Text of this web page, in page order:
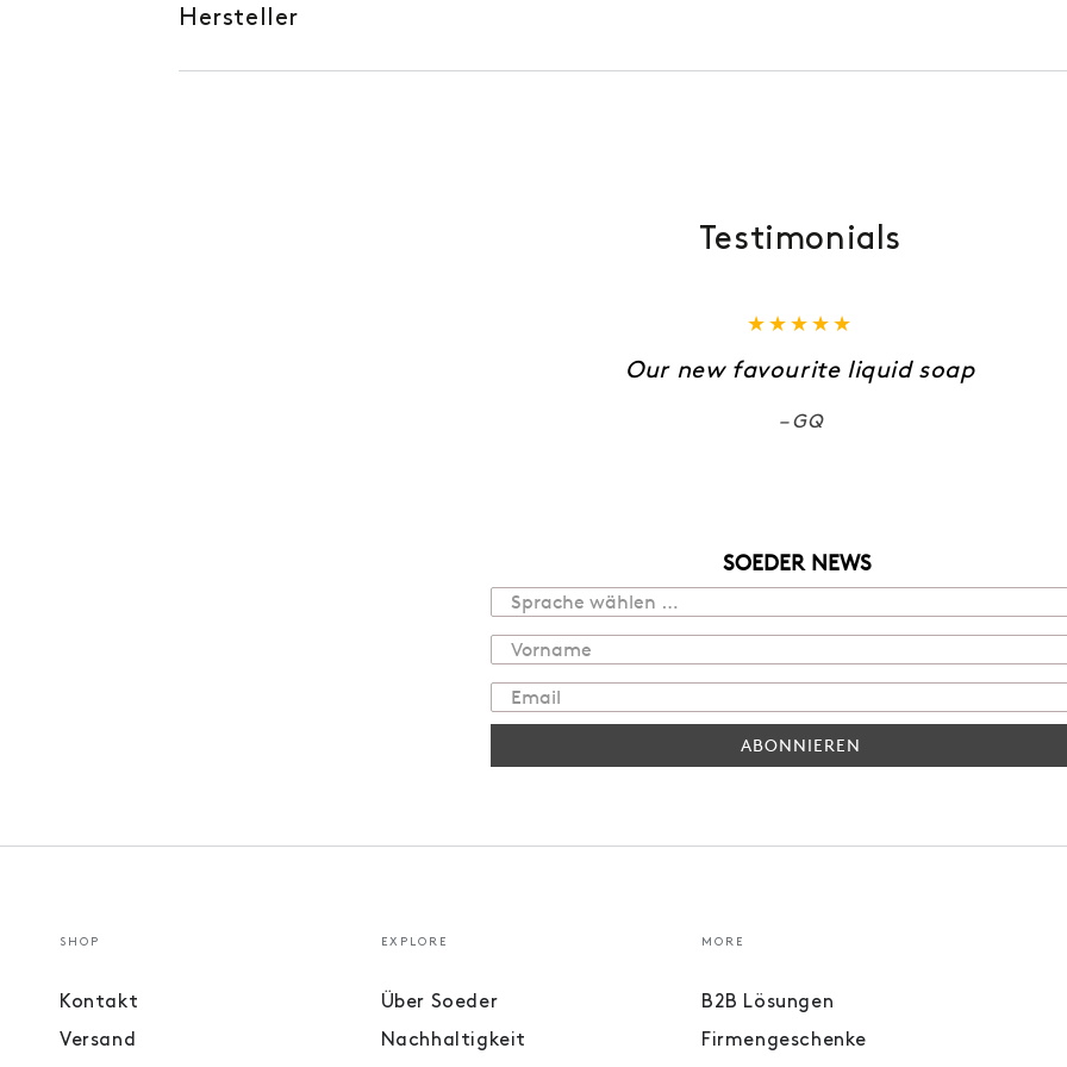
Hersteller
Testimonials
Our new favourite liquid soap
GQ
SOEDER NEWS
ABONNIEREN
SHOP
Kontakt
Versand
EXPLORE
Über Soeder
Nachhaltigkeit
MORE
B2B Lösungen
Firmengeschenke